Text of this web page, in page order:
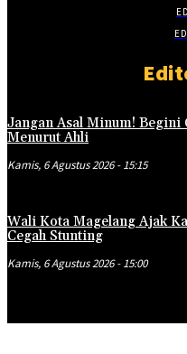
Jangan Asal Minum! Begini
Menurut Ahli
Kamis, 6 Agustus 2026 - 15:15
Wali Kota Magelang Ajak
Cegah Stunting
Kamis, 6 Agustus 2026 - 15:00